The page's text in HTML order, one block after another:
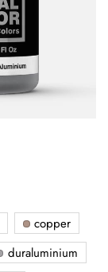
copper
duraluminium